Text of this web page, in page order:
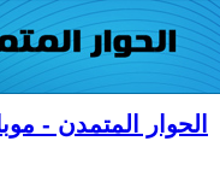
الحوار المتمدن -